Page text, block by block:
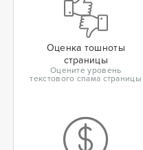
Оценка тошноты
страницы
Оцените уровень
текстового спама страницы